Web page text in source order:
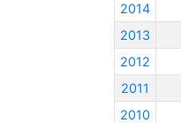
2014
2013
2012
2011
2010